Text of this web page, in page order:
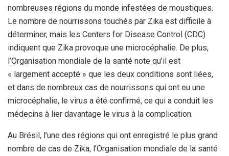
nombreuses régions du monde infestées de moustiques.
Le nombre de nourrissons touchés par Zika est difficile à
déterminer, mais les Centers for Disease Control (CDC)
indiquent que Zika provoque une microcéphalie. De plus,
l’Organisation mondiale de la santé note qu’il est
« largement accepté » que les deux conditions sont liées,
et dans de nombreux cas de nourrissons qui ont eu une
microcéphalie, le virus a été confirmé, ce qui a conduit les
médecins à lier davantage le virus à la complication.
Au Brésil, l’une des régions qui ont enregistré le plus grand
nombre de cas de Zika, l’Organisation mondiale de la santé